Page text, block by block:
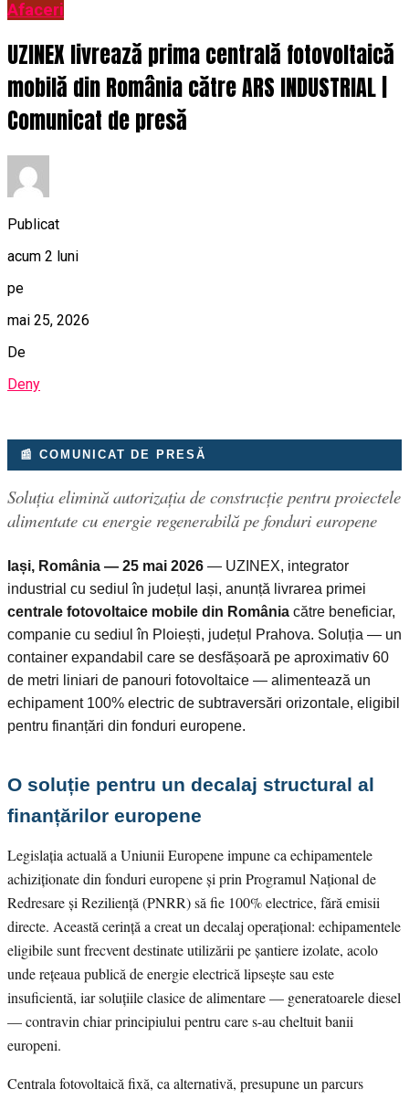
Afaceri
UZINEX livrează prima centrală fotovoltaică
mobilă din România către ARS INDUSTRIAL |
Comunicat de presă
Publicat
acum 2 luni
pe
mai 25, 2026
De
Deny
📰 COMUNICAT DE PRESĂ
Soluția elimină autorizația de construcție pentru proiectele
alimentate cu energie regenerabilă pe fonduri europene
Iași, România — 25 mai 2026 — UZINEX, integrator
industrial cu sediul în județul Iași, anunță livrarea primei
centrale fotovoltaice mobile din România către beneficiar,
companie cu sediul în Ploiești, județul Prahova. Soluția — un
container expandabil care se desfășoară pe aproximativ 60
de metri liniari de panouri fotovoltaice — alimentează un
echipament 100% electric de subtraversări orizontale, eligibil
pentru finanțări din fonduri europene.
O soluție pentru un decalaj structural al
finanțărilor europene
Legislația actuală a Uniunii Europene impune ca echipamentele
achiziționate din fonduri europene și prin Programul Național de
Redresare și Reziliență (PNRR) să fie 100% electrice, fără emisii
directe. Această cerință a creat un decalaj operațional: echipamentele
eligibile sunt frecvent destinate utilizării pe șantiere izolate, acolo
unde rețeaua publică de energie electrică lipsește sau este
insuficientă, iar soluțiile clasice de alimentare — generatoarele diesel
— contravin chiar principiului pentru care s-au cheltuit banii
europeni.
Centrala fotovoltaică fixă, ca alternativă, presupune un parcurs